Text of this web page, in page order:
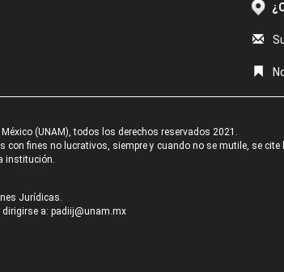
(UNAM), todos los derechos reservados 2021.
con fines no lucrativos, siempre y cuando no se mutile, se
institución.
Jurídicas.
a: padiij@unam.mx